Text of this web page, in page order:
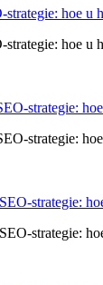
strategie: hoe u
strategie: hoe
strategie:
strategie:
strategie:
strategie: